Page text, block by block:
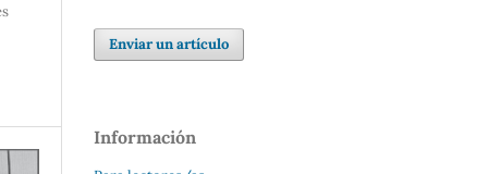
Enviar un artículo
Información